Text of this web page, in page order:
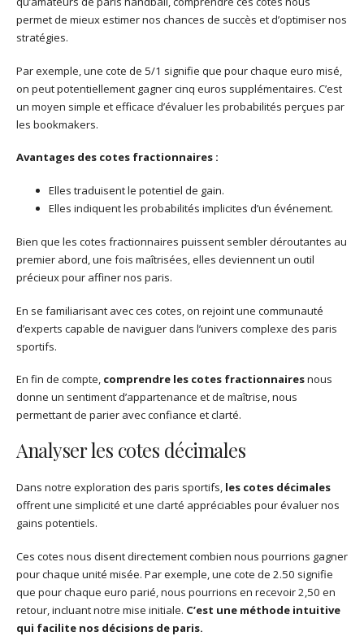
permet de mieux estimer nos chances de succès et d’optimiser nos
stratégies.
Par exemple, une cote de 5/1 signifie que pour chaque euro misé,
on peut potentiellement gagner cinq euros supplémentaires. C’est
un moyen simple et efficace d’évaluer les probabilités perçues par
les bookmakers.
Avantages des cotes fractionnaires :
Elles traduisent le potentiel de gain.
Elles indiquent les probabilités implicites d’un événement.
Bien que les cotes fractionnaires puissent sembler déroutantes au
premier abord, une fois maîtrisées, elles deviennent un outil
précieux pour affiner nos paris.
En se familiarisant avec ces cotes, on rejoint une communauté
d’experts capable de naviguer dans l’univers complexe des paris
sportifs.
En fin de compte, comprendre les cotes fractionnairesnous
donne un sentiment d’appartenance et de maîtrise, nous
permettant de parier avec confiance et clarté.
Analyser les cotes décimales
Dans notre exploration des paris sportifs, les cotes décimales
offrent une simplicité et une clarté appréciables pour évaluer nos
gains potentiels.
Ces cotes nous disent directement combien nous pourrions gagner
pour chaque unité misée. Par exemple, une cote de 2.50 signifie
que pour chaque euro parié, nous pourrions en recevoir 2,50 en
retour, incluant notre mise initiale. C’est une méthode intuitive
qui facilite nos décisions de paris.